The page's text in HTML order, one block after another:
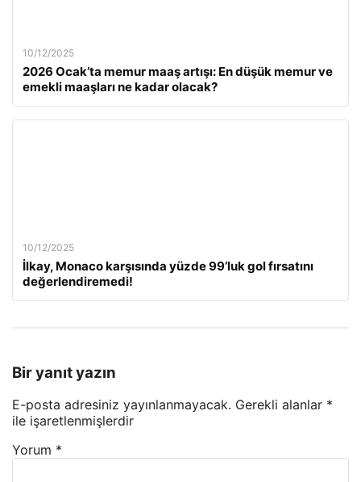
10/12/2025
2026 Ocak’ta memur maaş artışı: En düşük memur ve
emekli maaşları ne kadar olacak?
10/12/2025
İlkay, Monaco karşısında yüzde 99’luk gol fırsatını
değerlendiremedi!
Bir yanıt yazın
E-posta adresiniz yayınlanmayacak. Gerekli alanlar *
ile işaretlenmişlerdir
Yorum *